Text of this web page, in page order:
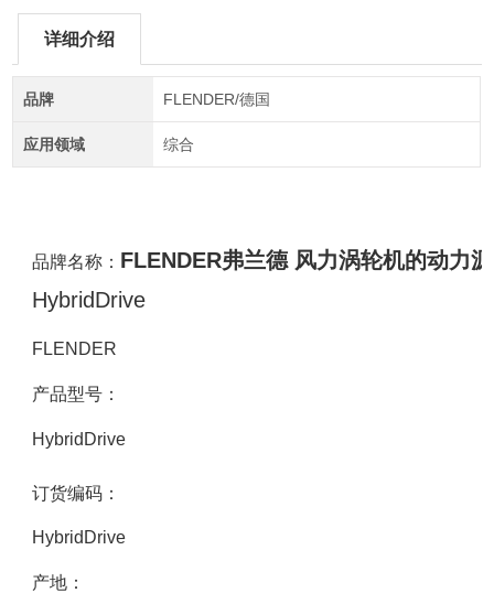
详细介绍
品牌 FLENDER/德国
应用领域 综合
品牌名称： FLENDER弗兰德 风力涡轮机的动力源
HybridDrive
FLENDER
产品型号：
HybridDrive
订货编码：
HybridDrive
产地：